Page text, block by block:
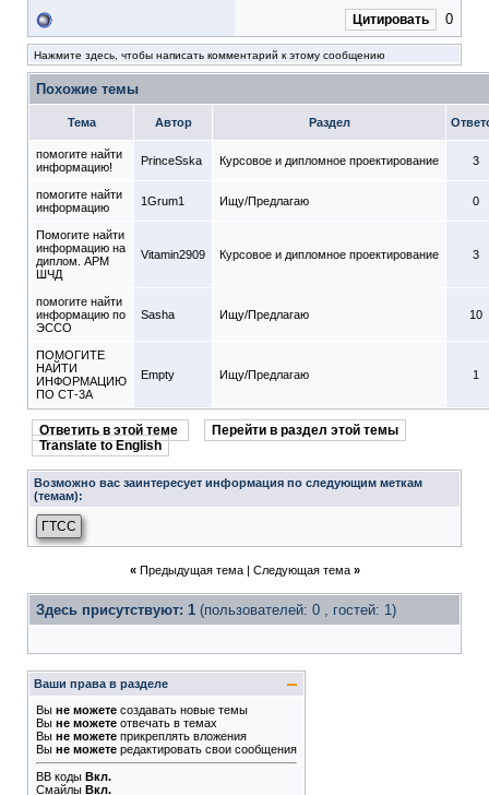
Цитировать 0
Нажмите здесь, чтобы написать комментарий к этому сообщению
Похожие темы
Тема Автор Раздел
помогите найти
информацию!
PrinceSska Курсовое и дипломное проектирование 3
помогите найти
информацию
1Grum1 Ищу/Предлагаю 0
Помогите найти
информацию на
диплом. АРМ
ШЧД
Vitamin2909 Курсовое и дипломное проектирование 3
помогите найти
информацию по
ЭССО
Sasha Ищу/Предлагаю 10
ПОМОГИТЕ
НАЙТИ
ИНФОРМАЦИЮ
ПО СТ-3А
Empty Ищу/Предлагаю 1
Ответить в этой теме
Перейти в раздел этой темы
Translate to English
Возможно вас заинтересует информация по следующим меткам
(темам):
ГТСС
« Предыдущая тема| Следующая тема »
Здесь присутствуют: 1 (пользователей: 0 , гостей: 1)
Ваши права в разделе
Вы не можете создавать новые темы
Вы не можете отвечать в темах
Вы не можете прикреплять вложения
Вы не можете редактировать свои сообщения
BB коды Вкл.
Смайлы Вкл.